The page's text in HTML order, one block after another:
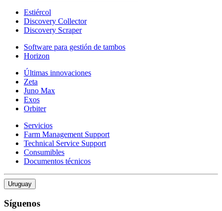
Estiércol
Discovery Collector
Discovery Scraper
Software para gestión de tambos
Horizon
Últimas innovaciones
Zeta
Juno Max
Exos
Orbiter
Servicios
Farm Management Support
Technical Service Support
Consumibles
Documentos técnicos
Uruguay
Síguenos